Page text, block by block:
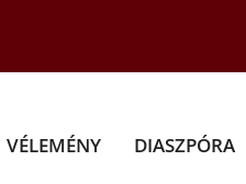
VÉLEMÉNY DIASZPÓRA